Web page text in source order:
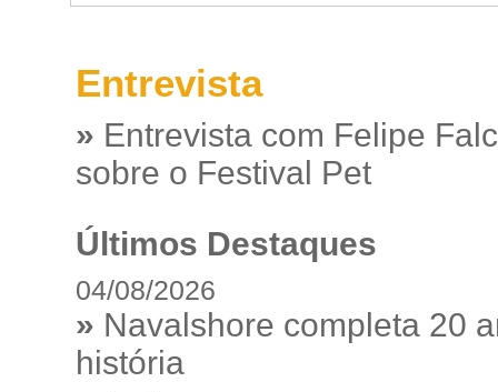
Entrevista
» Entrevista com Felipe
sobre o Festival Pet
Últimos Destaques
04/08/2026
» Navalshore completa 20
história